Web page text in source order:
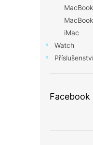
iMac
Watch
Příslušenství
Facebook